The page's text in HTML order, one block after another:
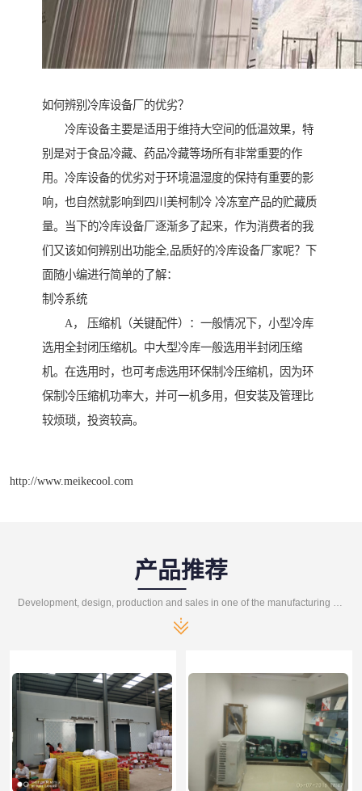
如何辨别冷库设备厂的优劣？
冷库设备主要是适用于维持大空间的低温效果，特
别是对于食品冷藏、药品冷藏等场所有非常重要的作
用。冷库设备的优劣对于环境温湿度的保持有重要的影
响，也自然就影响到四川美柯制冷 冷冻室产品的贮藏质
量。当下的冷库设备厂逐渐多了起来，作为消费者的我
们又该如何辨别出功能全,品质好的冷库设备厂家呢？下
面随小编进行简单的了解：
制冷系统
A， 压缩机（关键配件）：一般情况下，小型冷库
选用全封闭压缩机。中大型冷库一般选用半封闭压缩
机。在选用时，也可考虑选用环保制冷压缩机，因为环
保制冷压缩机功率大，并可一机多用，但安装及管理比
较烦琐，投资较高。
http://www.meikecool.com
产品推荐